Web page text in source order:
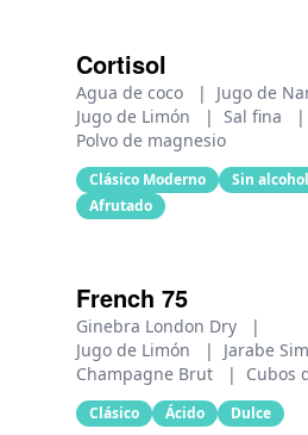
Cortisol
Agua de coco | Jugo de
Jugo de Limón
| Sal fina
|
Polvo de magnesio
Clásico Moderno
Sin alcohol
Afrutado
French 75
Ginebra London Dry
|
Jugo de Limón
| Jarabe
Champagne Brut
| Cubos
Clásico Ácido Dulce